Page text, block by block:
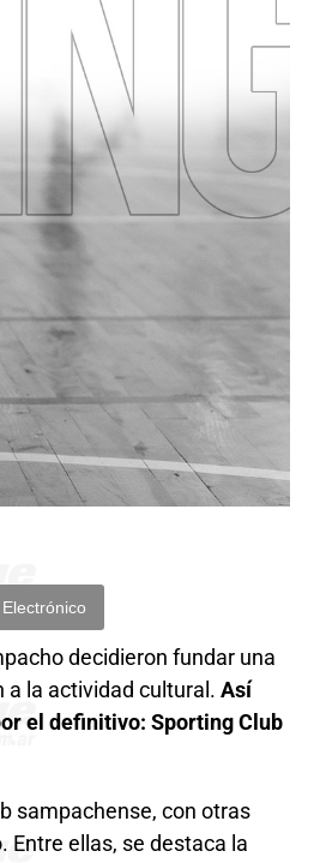
decidieron fundar una
a la actividad cultural. Así
el definitivo: Sporting Club
sampachense, con otras
Entre ellas, se destaca la